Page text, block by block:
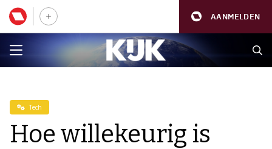
AANMELDEN
Tech
Hoe willekeurig is